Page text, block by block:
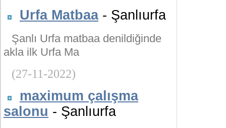
Urfa Matbaa- Şanlıurfa
Şanlı Urfa matbaa denildiğinde
akla ilk Urfa Ma
(27-11-2022)
maximum çalışma
salonu - Şanlıurfa